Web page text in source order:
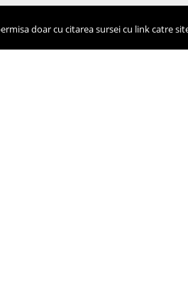
doar cu citarea sursei cu link catre